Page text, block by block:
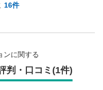
16件
ンに関する
判・口コミ(1件)